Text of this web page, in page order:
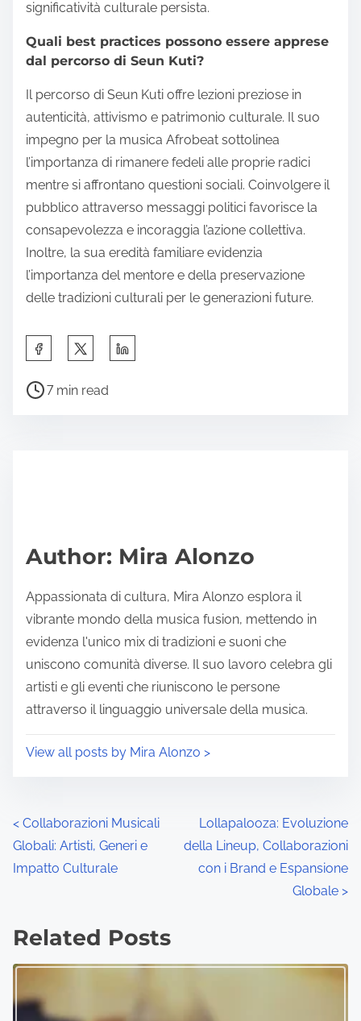
significatività culturale persista.
Quali best practices possono essere apprese
dal percorso di Seun Kuti?
Il percorso di Seun Kuti offre lezioni preziose in
autenticità, attivismo e patrimonio culturale. Il suo
impegno per la musica Afrobeat sottolinea
l’importanza di rimanere fedeli alle proprie radici
mentre si affrontano questioni sociali. Coinvolgere il
pubblico attraverso messaggi politici favorisce la
consapevolezza e incoraggia l’azione collettiva.
Inoltre, la sua eredità familiare evidenzia
l’importanza del mentore e della preservazione
delle tradizioni culturali per le generazioni future.
Share this post on:
Post read time
7 min read
Author: Mira Alonzo
Appassionata di cultura, Mira Alonzo esplora il
vibrante mondo della musica fusion, mettendo in
evidenza l'unico mix di tradizioni e suoni che
uniscono comunità diverse. Il suo lavoro celebra gli
artisti e gli eventi che riuniscono le persone
attraverso il linguaggio universale della musica.
View all posts by Mira Alonzo >
Posts navigation
< Collaborazioni Musicali
Globali: Artisti, Generi e
Impatto Culturale
Lollapalooza: Evoluzione
della Lineup, Collaborazioni
con i Brand e Espansione
Globale >
Related Posts